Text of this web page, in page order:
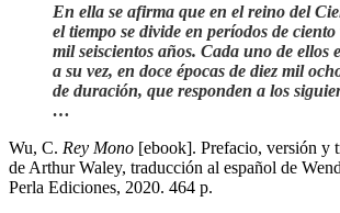
En ella se afirma que en el reino del
el tiempo se divide en períodos de
mil seiscientos años. Cada uno de ellos
a su vez, en doce épocas de diez mil
de duración, que responden a los
…
Wu, C. Rey Mono [ebook]. Prefacio, versión y
de Arthur Waley, traducción al español de
Perla Ediciones, 2020. 464 p.